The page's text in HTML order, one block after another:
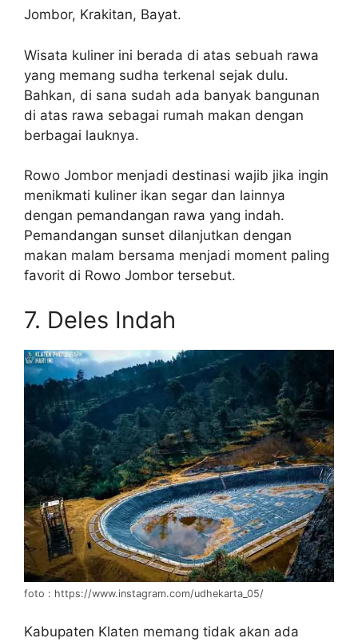
Jombor, Krakitan, Bayat.
Wisata kuliner ini berada di atas sebuah rawa
yang memang sudha terkenal sejak dulu.
Bahkan, di sana sudah ada banyak bangunan
di atas rawa sebagai rumah makan dengan
berbagai lauknya.
Rowo Jombor menjadi destinasi wajib jika ingin
menikmati kuliner ikan segar dan lainnya
dengan pemandangan rawa yang indah.
Pemandangan sunset dilanjutkan dengan
makan malam bersama menjadi moment paling
favorit di Rowo Jombor tersebut.
7. Deles Indah
foto : https://www.instagram.com/udhekarta_05/
Kabupaten Klaten memang tidak akan ada